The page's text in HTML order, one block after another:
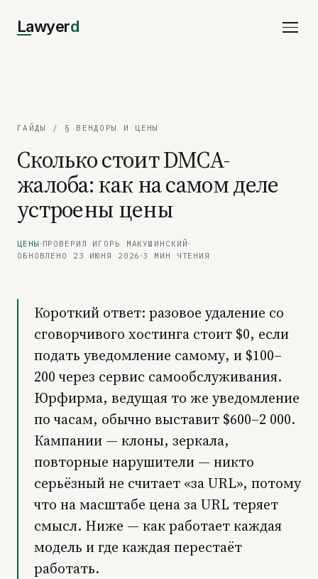
Lawyerd
ГАЙДЫ / § ВЕНДОРЫ И ЦЕНЫ
Сколько стоит DMCA-
жалоба: как на самом деле
устроены цены
ЦЕНЫ ПРОВЕРИЛ ИГОРЬ МАКУШИНСКИЙ
ОБНОВЛЕНО 23 ИЮНЯ 2026 3 МИН ЧТЕНИЯ
Короткий ответ: разовое удаление со
сговорчивого хостинга стоит $0, если
подать уведомление самому, и $100–
200 через сервис самообслуживания.
Юрфирма, ведущая то же уведомление
по часам, обычно выставит $600–2 000.
Кампании — клоны, зеркала,
повторные нарушители — никто
серьёзный не считает «за URL», потому
что на масштабе цена за URL теряет
смысл. Ниже — как работает каждая
модель и где каждая перестаёт
работать.